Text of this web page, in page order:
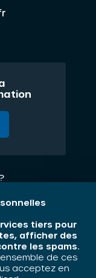
tiers pour
afficher des
les spams.
de ces
acceptez en